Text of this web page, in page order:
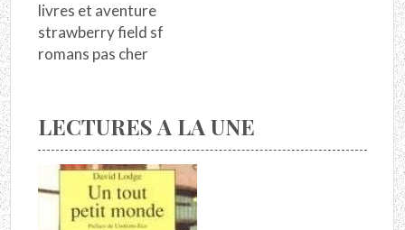
livres et aventure
strawberry field sf
romans pas cher
LECTURES A LA UNE